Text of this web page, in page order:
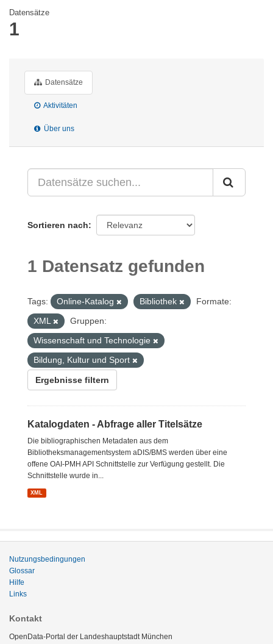
Datensätze
1
Datensätze
Aktivitäten
Über uns
Sortieren nach
1 Datensatz gefunden
Tags: Online-Katalog Bibliothek
Formate:
XML
Gruppen:
Wissenschaft und Technologie
Bildung, Kultur und Sport
Ergebnisse filtern
Katalogdaten - Abfrage aller Titelsätze
Die bibliographischen Metadaten aus dem
Bibliotheksmanagementsystem aDIS/BMS werden über eine
offene OAI-PMH API Schnittstelle zur Verfügung gestellt. Die
Schnittstelle wurde in...
XML
Nutzungsbedingungen
Glossar
Hilfe
Links
Kontakt
OpenData-Portal der Landeshauptstadt München